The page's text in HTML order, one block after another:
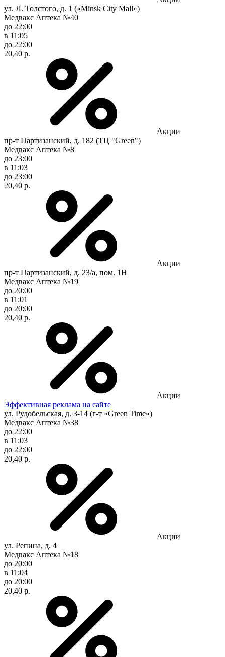
ул. Л. Толстого, д. 1 («Minsk City Mall»)
Медвакс Аптека №40
до 22:00
в 11:05
до 22:00
20,40 р.
Акции
пр-т Партизанский, д. 182 (ТЦ "Green")
Медвакс Аптека №8
до 23:00
в 11:03
до 23:00
20,40 р.
Акции
пр-т Партизанский, д. 23/а, пом. 1Н
Медвакс Аптека №19
до 20:00
в 11:01
до 20:00
20,40 р.
Акции
Эффективная реклама на сайте
ул. Рудобельская, д. 3-14 (г-т «Green Time»)
Медвакс Аптека №38
до 22:00
в 11:03
до 22:00
20,40 р.
Акции
ул. Репина, д. 4
Медвакс Аптека №18
до 20:00
в 11:04
до 20:00
20,40 р.